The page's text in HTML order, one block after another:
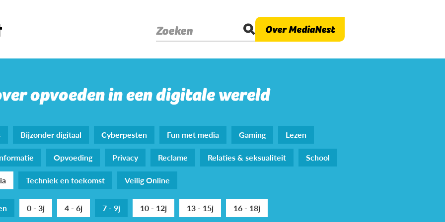
Zoeken Over MediaNest
opvoeden in een digitale wereld
Bijzonder digitaal Cyberpesten Fun met media Gaming
Lezen
Opvoeding Privacy Reclame Relaties & seksualiteit
School
Techniek en toekomst Veilig Online
0 - 3j 4 - 6j 7 - 9j 10 - 12j 13 - 15j 16 - 18j